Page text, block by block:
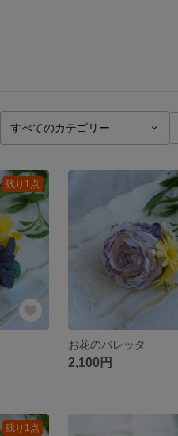
残り1点
お花のバレッタ
2,100円
残り1点